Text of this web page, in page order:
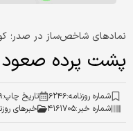
نمادهای شاخص‏‏‌ساز در صدر؛
پشت پرده صعود
شماره روزنامه:۶۲۴۶ تاریخ چاپ:
شماره خبر:۴۱۶۱۷۰۵ خبرهای